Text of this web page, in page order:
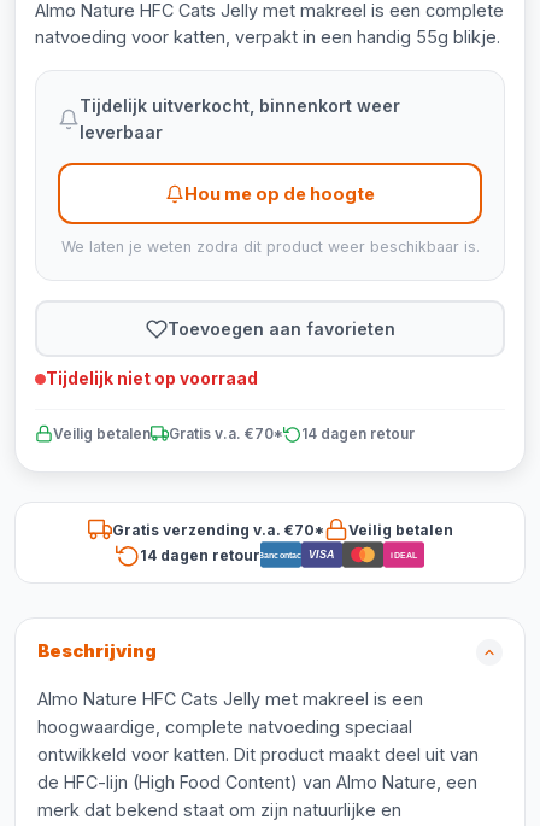
Almo Nature HFC Cats Jelly met makreel is een complete
natvoeding voor katten, verpakt in een handig 55g blikje.
Tijdelijk uitverkocht, binnenkort weer
leverbaar
Hou me op de hoogte
We laten je weten zodra dit product weer beschikbaar is.
Toevoegen aan favorieten
Tijdelijk niet op voorraad
Veilig betalen Gratis v.a. €70* 14 dagen retour
Gratis verzending v.a. €70*
Veilig betalen
14 dagen retourBancontact VISA iDEAL
Beschrijving
Almo Nature HFC Cats Jelly met makreel is een
hoogwaardige, complete natvoeding speciaal
ontwikkeld voor katten. Dit product maakt deel uit van
de HFC-lijn (High Food Content) van Almo Nature, een
merk dat bekend staat om zijn natuurlijke en